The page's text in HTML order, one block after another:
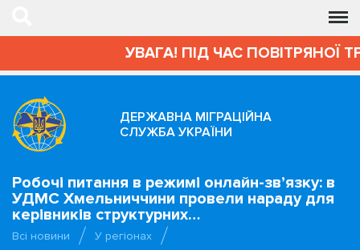
УВАГА! ПІД ЧАС ПОВІТРЯНОЇ
ДЕРЖАВНА МІГРАЦІЙНА
СЛУЖБА УКРАЇНИ
Робочі питання в режимі онлайн-зв’язку: в
УДМС Хмельниччини провели нараду для
керівників структурних…
Всі новини
У регіонах